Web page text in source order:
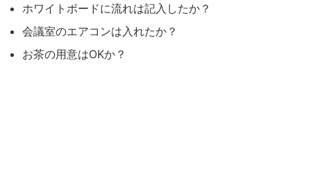
ホワイトボードに流れは記入したか？
会議室のエアコンは入れたか？
お茶の用意はOKか？